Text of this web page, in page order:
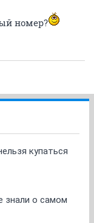
номер?
купаться
знали о самом